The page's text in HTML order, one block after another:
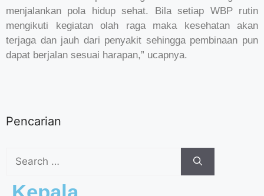
menjalankan pola hidup sehat. Bila setiap WBP rutin
mengikuti kegiatan olah raga maka kesehatan akan
terjaga dan jauh dari penyakit sehingga pembinaan pun
dapat berjalan sesuai harapan,” ucapnya.
Pencarian